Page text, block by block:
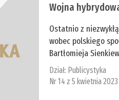
Wojna
Ostatnio z
wobec polskiego
Bartłomieja
Dział: Publicystyka
Nr 14 z 5 kwietnia 2023